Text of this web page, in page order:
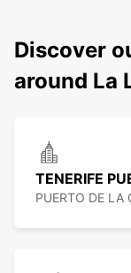
Discover
around La
TENERIFE
PUERTO DE LA